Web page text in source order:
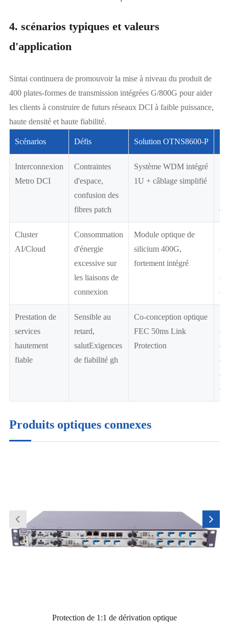
4. scénarios typiques et valeurs
d'application
Sintai continuera de promouvoir la mise à niveau du produit de
400 plates-formes de transmission intégrées G/800G pour aider
les clients à construire de futurs réseaux DCI à faible puissance,
haute densité et haute fiabilité.
Scénarios Défis Solution OTNS8600-P
Interconnexion
Metro DCI
Contraintes
d'espace,
confusion des
fibres patch
Système WDM intégré
1U + câblage simplifié
de
Cluster
AI/Cloud
Consommation
d'énergie
excessive sur
les liaisons de
connexion
Module optique de
silicium 400G,
fortement intégré
Prestation de
services
hautement
fiable
Sensible au
retard,
salutExigences
de fiabilité gh
Co-conception optique
FEC 50ms Link
Protection
et
Produits optiques connexes
Protection de 1:1 de dérivation optique